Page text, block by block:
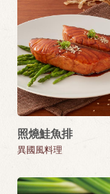
照燒鮭魚排
異國風料理